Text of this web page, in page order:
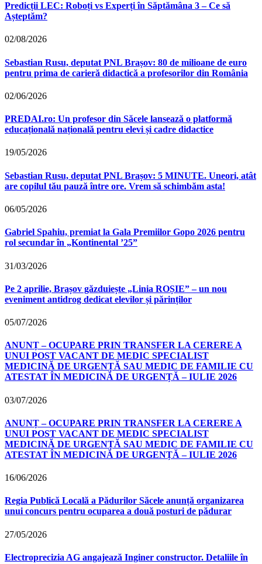
Predicții LEC: Roboți vs Experți în Săptămâna 3 – Ce să
Așteptăm?
02/08/2026
Sebastian Rusu, deputat PNL Brașov: 80 de milioane de euro
pentru prima de carieră didactică a profesorilor din România
02/06/2026
PREDAI.ro: Un profesor din Săcele lansează o platformă
educațională națională pentru elevi și cadre didactice
19/05/2026
Sebastian Rusu, deputat PNL Brașov: 5 MINUTE. Uneori, atât
are copilul tău pauză între ore. Vrem să schimbăm asta!
06/05/2026
Gabriel Spahiu, premiat la Gala Premiilor Gopo 2026 pentru
rol secundar în „Kontinental ’25”
31/03/2026
Pe 2 aprilie, Brașov găzduiește „Linia ROȘIE” – un nou
eveniment antidrog dedicat elevilor și părinților
05/07/2026
ANUNȚ – OCUPARE PRIN TRANSFER LA CERERE A
UNUI POST VACANT DE MEDIC SPECIALIST
MEDICINĂ DE URGENȚĂ SAU MEDIC DE FAMILIE CU
ATESTAT ÎN MEDICINĂ DE URGENȚĂ – IULIE 2026
03/07/2026
ANUNȚ – OCUPARE PRIN TRANSFER LA CERERE A
UNUI POST VACANT DE MEDIC SPECIALIST
MEDICINĂ DE URGENȚĂ SAU MEDIC DE FAMILIE CU
ATESTAT ÎN MEDICINĂ DE URGENȚĂ – IULIE 2026
16/06/2026
Regia Publică Locală a Pădurilor Săcele anunță organizarea
unui concurs pentru ocuparea a două posturi de pădurar
27/05/2026
Electroprecizia AG angajează Inginer constructor. Detaliile în